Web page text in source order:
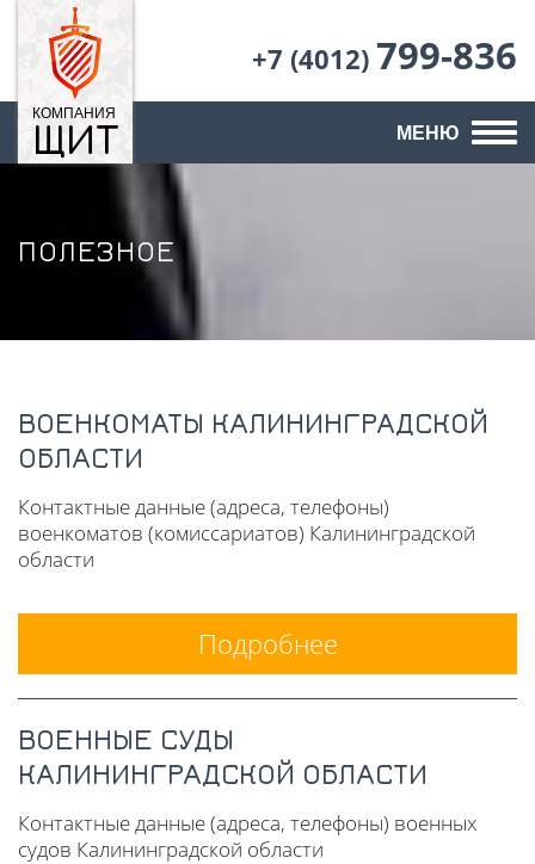
КОМПАНИЯ
ЩИТ
+7 (4012) 799-836
МЕНЮ
ПОЛЕЗНОЕ
ВОЕНКОМАТЫ КАЛИНИНГРАДСКОЙ
ОБЛАСТИ
Контактные данные (адреса, телефоны)
военкоматов (комиссариатов) Калининградской
области
Подробнее
ВОЕННЫЕ СУДЫ
КАЛИНИНГРАДСКОЙ ОБЛАСТИ
Контактные данные (адреса, телефоны) военных
судов Калининградской области